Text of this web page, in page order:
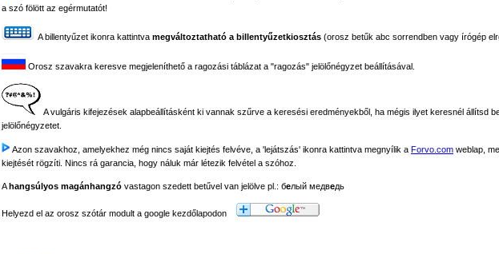
a szó fölött az egérmutatót!
A billentyűzet ikonra kattintva megváltoztatható a billentyűzetkiosztás (orosz betűk abc sorrendben vagy írógép
Orosz szavakra keresve megjeleníthető a ragozási táblázat a "ragozás" jelölőnégyzet beállításával.
A vulgáris kifejezések alapbeállításként ki vannak szűrve a keresési eredményekből, ha mégis ilyet keresnél állítsd
jelölőnégyzetet.
Azon szavakhoz, amelyekhez még nincs saját kiejtés felvéve, a 'lejátszás' ikonra kattintva megnyílik a Forvo.com weblap,
kiejtését rögzíti. Nincs rá garancia, hogy náluk már létezik felvétel a szóhoz.
Ahangsúlyos magánhangzó vastagon szedett betűvel van jelölve pl.: белый медведь
Helyezd el az orosz szótár modult a google kezdőlapodon